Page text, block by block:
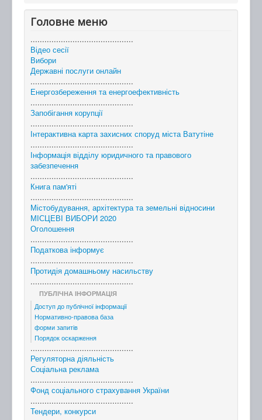
Головне меню
............................................
Відео сесії
Вибори
Державні послуги онлайн
............................................
Енергозбереження та енергоефективність
............................................
Запобігання корупції
............................................
Інтерактивна карта захисних споруд міста Ватутіне
............................................
Інформація відділу юридичного та правового
забезпечення
............................................
Книга пам'яті
............................................
Містобудування, архітектура та земельні відносини
МІСЦЕВІ ВИБОРИ 2020
Оголошення
............................................
Податкова інформує
............................................
Протидія домашньому насильству
............................................
ПУБЛІЧНА ІНФОРМАЦІЯ
Доступ до публічної інформації
Нормативно-правова база
форми запитів
Порядок оскарження
............................................
Регуляторна діяльність
Соціальна реклама
............................................
Фонд соціального страхування України
............................................
Тендери, конкурси